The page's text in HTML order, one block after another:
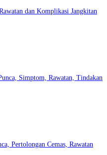
dan Komplikasi Jangkitan
Simptom, Rawatan, Tindakan
Pertolongan Cemas, Rawatan